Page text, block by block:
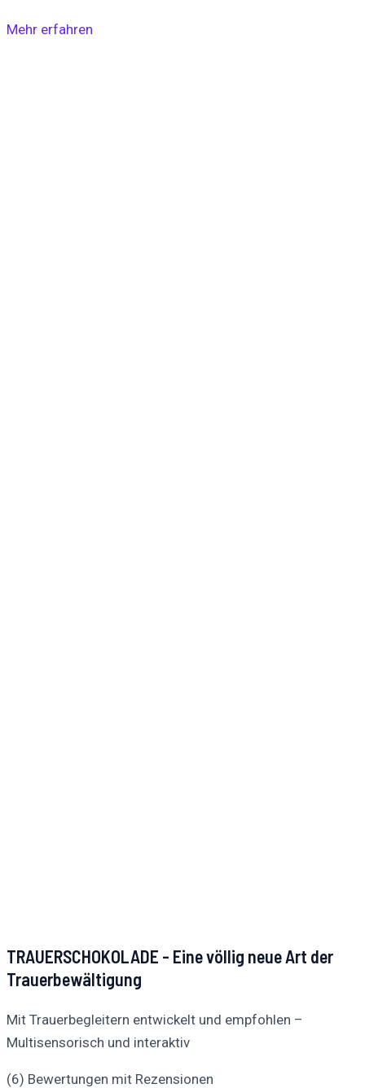
Mehr erfahren
TRAUERSCHOKOLADE - Eine völlig neue Art der
Trauerbewältigung
Mit Trauerbegleitern entwickelt und empfohlen –
Multisensorisch und interaktiv
(6) Bewertungen mit Rezensionen